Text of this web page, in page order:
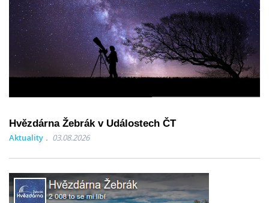
Hvězdárna Žebrák v Událostech ČT
Aktuality 03.08.2026